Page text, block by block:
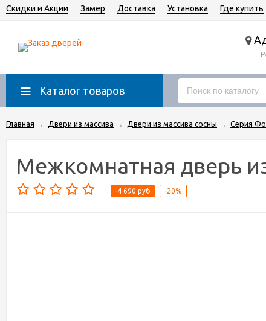
Скидки и Акции Замер Доставка Установка Где купить
Каталог товаров
Главная → Двери из массива → Двери из массива сосны → Серия
Межкомнатная дверь
-4 690 руб -20%